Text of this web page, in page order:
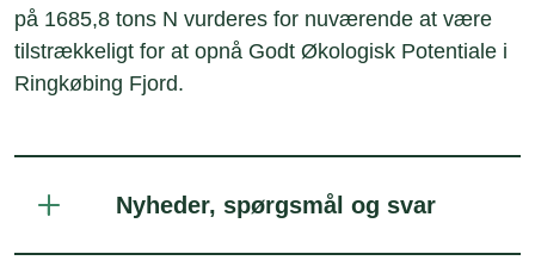
på 1685,8 tons N vurderes for nuværende at være
tilstrækkeligt for at opnå Godt Økologisk Potentiale i
Ringkøbing Fjord.
Nyheder, spørgsmål og svar